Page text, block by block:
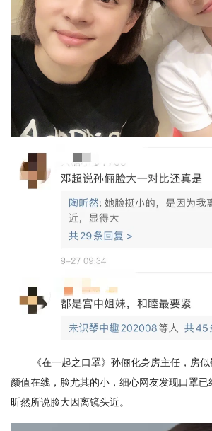
《在一起之口罩》孙俪化身房主任，房
颜值在线，脸尤其的小，细心网友发现口罩
昕然所说脸大因离镜头近。